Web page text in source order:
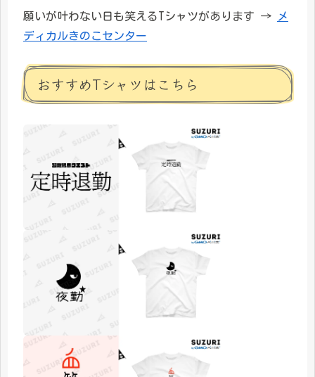
願いが叶わない日も笑えるTシャツがあります →
メ
ディカルきのこセンター
おすすめTシャツはこちら